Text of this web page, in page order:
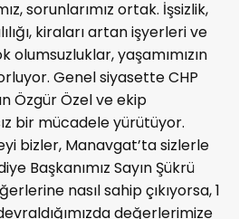
sorunlarımız ortak. İşsizlik,
kiraları artan işyerleri ve
yaşamımızın
Genel siyasette CHP
Özgür Özel ve ekip
bir mücadele yürütüyor.
bizler, Manavgat’ta sizlerle
Başkanımız Sayın Şükrü
nasıl sahip çıkıyorsa, 1
değerlerimize